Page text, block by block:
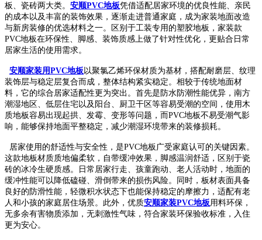
板、瓷砖两大类。 安顺PVC地板凭借适配居家环境的优良性能、亲民
的成本以及丰富的装饰效果，逐渐走进普通家庭，成为家装地面改造
与新房装修的优选材料之一。区别于工装专用的塑胶地板，家装款
PVC地板在环保性、脚感、装饰质感上做了针对性优化，更贴合日常
居家生活的使用需求。
安顺家装用PVC地板 以聚氯乙烯环保材质为基材，搭配耐磨层、纹理
装饰层与稳定层复合而成，整体结构紧实稳定。相较于传统地面材
料，它的综合居家适配性更为突出。首先是防水防潮性能优异，南方
潮湿地区、低层住宅以及阳台、厨卫干区等容易受潮的空间，使用木
质地板容易出现起拱、发霉、变形等问题，而PVC地板不易受潮气影
响，能够保持地面平整稳定，减少潮湿环境带来的装修损耗。
居家使用的舒适性与安全性，是PVC地板广受家庭认可的关键因素。
这款地板材质质地偏柔软，自带缓冲效果，脚感温润舒适，区别于瓷
砖的冰冷生硬质感。日常居家行走、孩童跑动、老人活动时，地面的
缓冲性能可以降低磕碰、滑倒带来的损伤风险。同时，板材表面具备
良好的防滑性能，轻微积水状态下也能保持稳定的摩擦力，适配有老
人和小孩的家庭居住场景。此外，优质安顺家装PVC地板 用料环保，
无多余有害物质添加，无刺激性气味，符合家装环保验收标准，入住
更为安心。